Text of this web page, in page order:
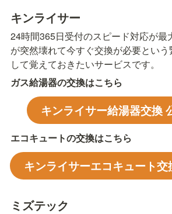
キンライサー
24時間365日受付のスピード対応が最
が突然壊れて今すぐ交換が必要とい
して覚えておきたいサービスです。
ガス給湯器の交換はこちら
キンライサー給湯器交換
エコキュートの交換はこちら
キンライサーエコキュート
ミズテック